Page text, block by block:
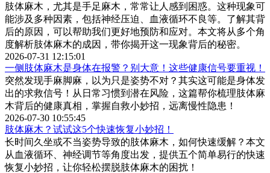
肢体麻木，尤其是手足麻木，常常让人感到困惑。这种现象可
能涉及多种因素，包括神经压迫、血液循环不良等。了解其背
后的原因，可以帮助我们更好地预防和应对。本文将从多个角
度解析肢体麻木的成因，带你揭开这一现象背后的秘密。
2026-07-31 12:15:01
一侧肢体麻木是身体在报警？别大意！这些健康信号要重视！
突然发现手麻脚麻，以为只是姿势不对？其实这可能是身体发
出的求救信号！从日常习惯到潜在风险，这篇帮你梳理肢体麻
木背后的健康真相，掌握自救小妙招，远离慢性隐患！
2026-07-30 10:55:45
肢体麻木？试试这5个快速恢复小妙招！
长时间久坐或不当姿势导致的肢体麻木，如何快速缓解？本文
从血液循环、神经调节等角度出发，提供五个简单易行的快速
恢复小妙招，让你轻松摆脱肢体麻木的困扰！